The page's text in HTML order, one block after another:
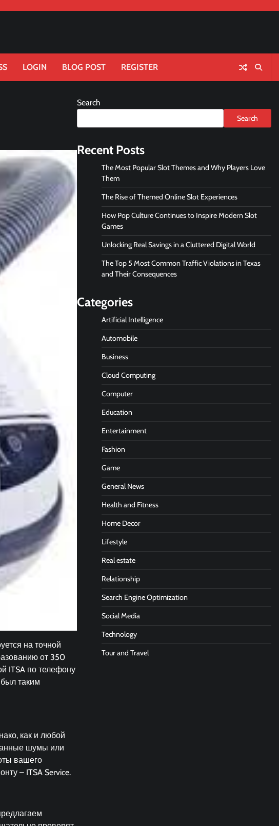
LOGIN BLOG POST REGISTER
на точной
от 350
ITSA по телефону
таким
как и любой
шумы или
вашего
– ITSA Service.
Search
Search
Recent Posts
The Most Popular Slot Themes and Why Players Love
Them
The Rise of Themed Online Slot Experiences
How Pop Culture Continues to Inspire Modern Slot
Games
Unlocking Real Savings in a Cluttered Digital World
The Top 5 Most Common Traffic Violations in Texas
and Their Consequences
Categories
Artificial Intelligence
Automobile
Business
Cloud Computing
Computer
Education
Entertainment
Fashion
Game
General News
Health and Fitness
Home Decor
Lifestyle
Real estate
Relationship
Search Engine Optimization
Social Media
Technology
Tour and Travel